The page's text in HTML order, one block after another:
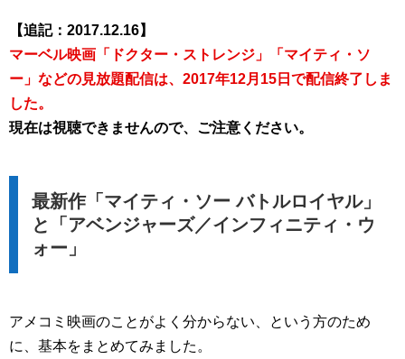
【追記：2017.12.16】
マーベル映画「ドクター・ストレンジ」「マイティ・ソ
ー」などの見放題配信は、2017年12月15日で配信終了しま
した。
現在は視聴できませんので、ご注意ください。
最新作「マイティ・ソー バトルロイヤル」
と「アベンジャーズ／インフィニティ・ウ
ォー」
アメコミ映画のことがよく分からない、という方のため
に、基本をまとめてみました。